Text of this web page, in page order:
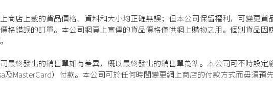
商店上載的貨品價格、資料和大小均正確無誤；但本公司保留權利，可變更
格錯誤的訂單。本公司網頁上宣傳的貨品價格僅供網上購物之用。個別貨品
最終發出的銷售單如有差異，概以最終發出的銷售單為準。本公司可不時設
及MasterCard）付款。本公司可於任何時間變更網上商店的付款方式而毋須預先